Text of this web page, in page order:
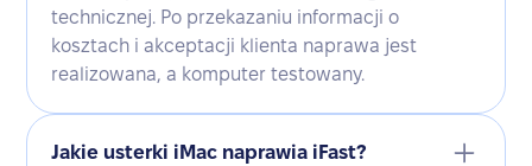
technicznej. Po przekazaniu informacji o
kosztach i akceptacji klienta naprawa jest
realizowana, a komputer testowany.
Jakie usterki iMac naprawia iFast?